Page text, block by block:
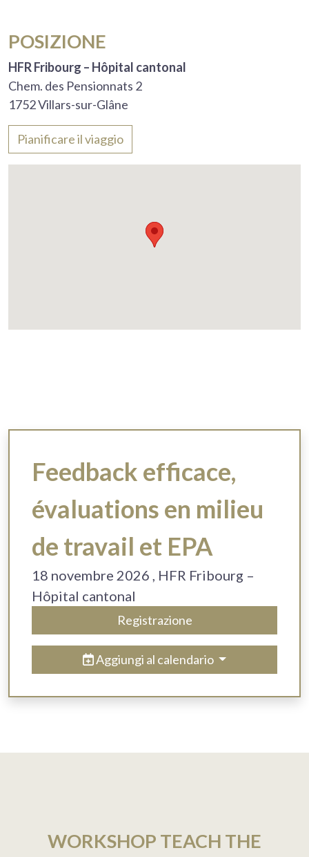
POSIZIONE
HFR Fribourg – Hôpital cantonal
Chem. des Pensionnats 2
1752 Villars-sur-Glâne
Pianificare il viaggio
Feedback efficace,
évaluations en milieu
de travail et EPA
18 novembre 2026
, HFR Fribourg –
Hôpital cantonal
Registrazione
Aggiungi al calendario
WORKSHOP TEACH THE